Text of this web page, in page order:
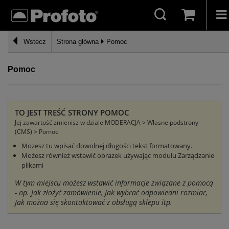
Wstecz Strona główna Pomoc
Pomoc
TO JEST TREŚĆ STRONY POMOC
Jej zawartość zmienisz w dziale MODERACJA > Własne podstrony
(CMS) > Pomoc
Możesz tu wpisać dowolnej długości tekst formatowany.
Możesz również wstawić obrazek używając modułu Zarządzanie
plikami
W tym miejscu możesz wstawić informacje związane z pomocą
- np. Jak złożyć zamówienie, Jak wybrać odpowiedni rozmiar,
Jak można się skontaktować z obsługą sklepu itp.